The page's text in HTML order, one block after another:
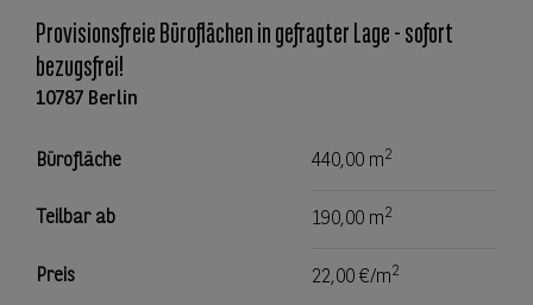
Provisionsfreie Büroflächen in gefragter Lage - sofort
bezugsfrei!
10787 Berlin
Bürofläche 440,00 m2
Teilbar ab 190,00 m2
Preis 22,00 €/m2